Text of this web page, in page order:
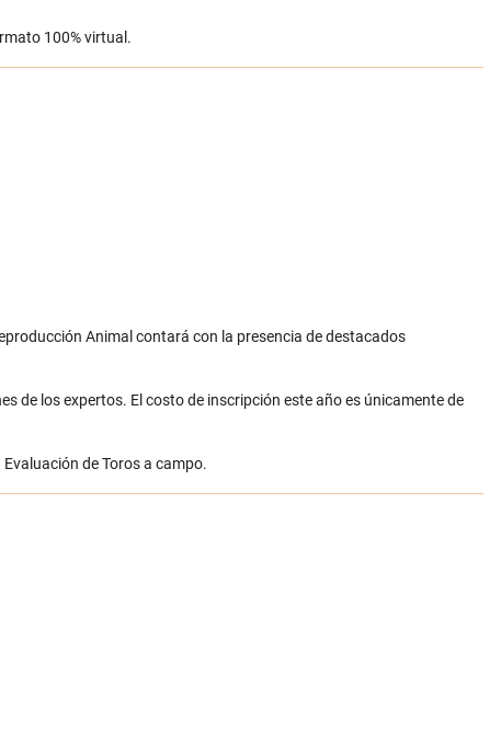
100% virtual.
Animal contará con la presencia de destacados
de los expertos. El costo de inscripción este año es únicamente de
de Toros a campo.